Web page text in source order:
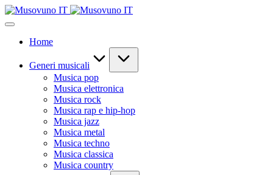
Skip
to
Home
Generi musicali
Musica pop
Musica elettronica
Musica rock
Musica rap e hip-hop
Musica jazz
Musica metal
Musica techno
Musica classica
Musica country